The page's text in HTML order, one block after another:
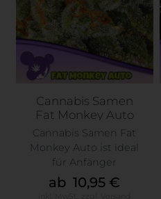
Cannabis Samen
Fat Monkey Auto
Cannabis Samen Fat
Monkey Auto ist ideal
für Anfänger
ab 10,95 €